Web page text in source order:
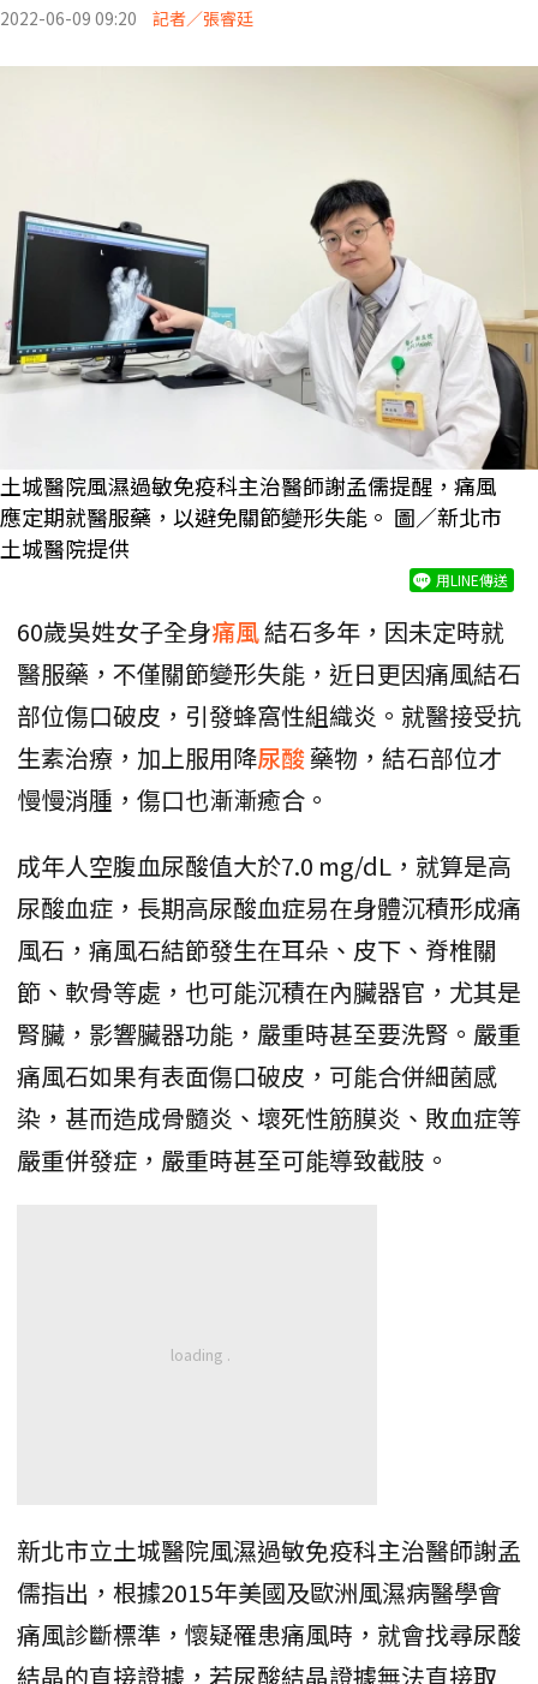
2022-06-09 09:20 記者／張睿廷
土城醫院風濕過敏免疫科主治醫師謝孟儒提醒，痛風
應定期就醫服藥，以避免關節變形失能。 圖／新北市
土城醫院提供
用LINE傳送
60歲吳姓女子全身痛風結石多年，因未定時就
醫服藥，不僅關節變形失能，近日更因痛風結石
部位傷口破皮，引發蜂窩性組織炎。就醫接受抗
生素治療，加上服用降尿酸藥物，結石部位才
慢慢消腫，傷口也漸漸癒合。
成年人空腹血尿酸值大於7.0 mg/dL，就算是高
尿酸血症，長期高尿酸血症易在身體沉積形成痛
風石，痛風石結節發生在耳朵、皮下、脊椎關
節、軟骨等處，也可能沉積在內臟器官，尤其是
腎臟，影響臟器功能，嚴重時甚至要洗腎。嚴重
痛風石如果有表面傷口破皮，可能合併細菌感
染，甚而造成骨髓炎、壞死性筋膜炎、敗血症等
嚴重併發症，嚴重時甚至可能導致截肢。
新北市立土城醫院風濕過敏免疫科主治醫師謝孟
儒指出，根據2015年美國及歐洲風濕病醫學會
痛風診斷標準，懷疑罹患痛風時，就會找尋尿酸
結晶的直接證據，若尿酸結晶證據無法直接取